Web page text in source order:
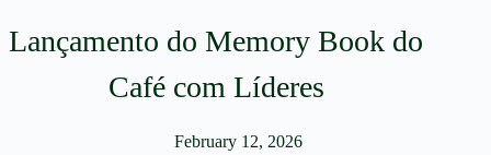
Lançamento do Memory Book do
Café com Líderes
February 12, 2026